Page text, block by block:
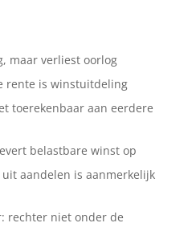
maar verliest oorlog
rente is winstuitdeling
toerekenbaar aan eerdere
belastbare winst op
aandelen is aanmerkelijk
rechter niet onder de